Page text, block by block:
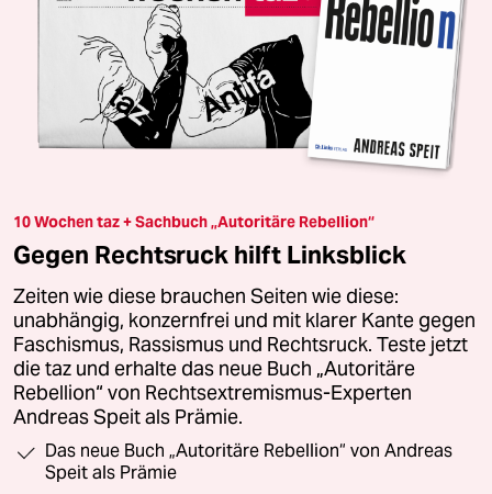
10 Wochen taz + Sachbuch „Autoritäre Rebellion“
Gegen Rechtsruck hilft Linksblick
Zeiten wie diese brauchen Seiten wie diese:
unabhängig, konzernfrei und mit klarer Kante gegen
Faschismus, Rassismus und Rechtsruck. Teste jetzt
die taz und erhalte das neue Buch „Autoritäre
Rebellion“ von Rechtsextremismus-Experten
Andreas Speit als Prämie.
Das neue Buch „Autoritäre Rebellion“ von Andreas
Speit als Prämie